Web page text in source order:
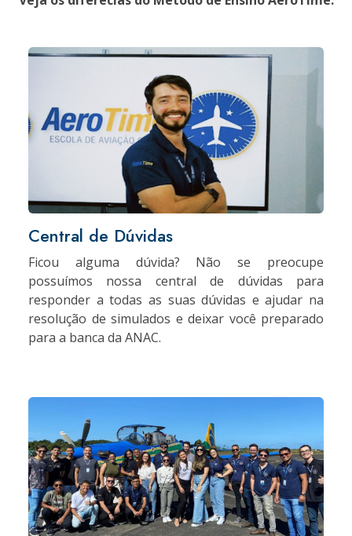
Central de Dúvidas
Ficou alguma dúvida? Não se preocupe
possuímos nossa central de dúvidas para
responder a todas as suas dúvidas e ajudar na
resolução de simulados e deixar você preparado
para a banca da ANAC.